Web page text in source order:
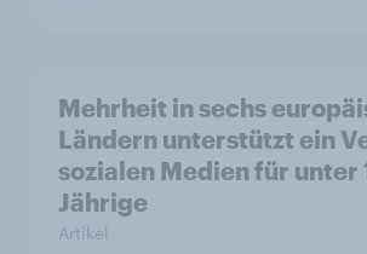
Mehrheit in sechs
Ländern unterstützt ein
sozialen Medien für unter
Jährige
Artikel